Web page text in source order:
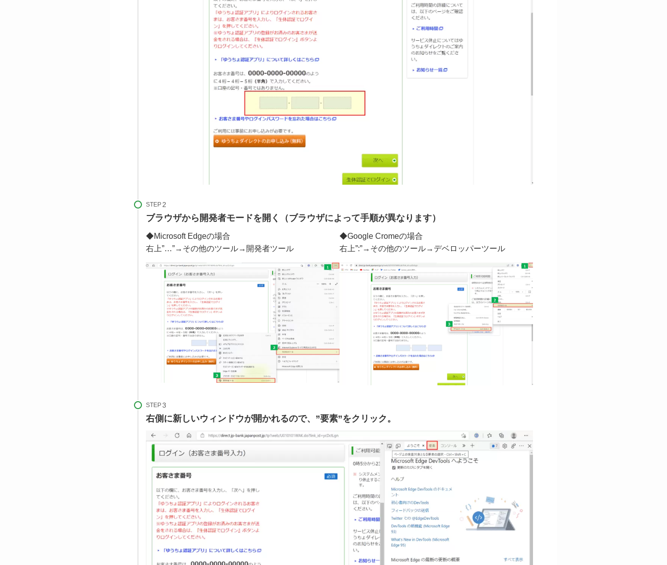
STEP
ブラウザから開発者モードを開く（ブラウザによって手順が異なります）
◆Microsoft Edgeの場合
右上”…”→その他のツール→開発者ツール
◆Google Cromeの場合
右上”:”→その他のツール→デベロッパーツール
STEP
右側に新しいウィンドウが開かれるので、”要素”をクリック。